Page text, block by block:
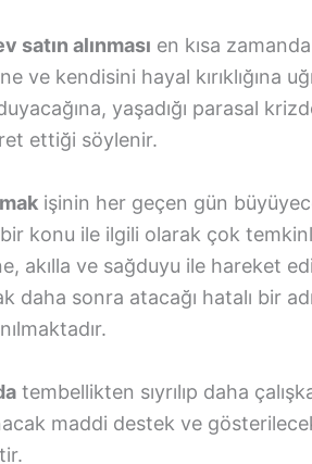
satın alınması en kısa
ve kendisini hayal kırıklığına
yaşadığı parasal
ettiği söylenir.
işinin her geçen gün
konu ile ilgili olarak çok temkinli
akılla ve sağduyu ile hareket
daha sonra atacağı hatalı bir
tembellikten sıyrılıp daha
maddi destek ve